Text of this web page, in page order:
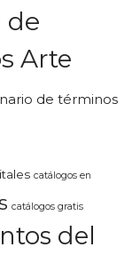
de
Arte
de términos
catálogos en
catálogos gratis
del